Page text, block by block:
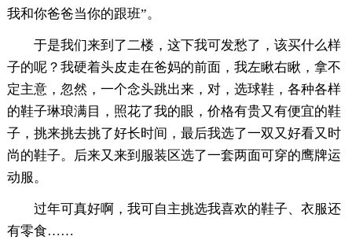
我和你爸爸当你的跟班”。
于是我们来到了二楼，这下我可发愁了，该买什么样
子的呢？我硬着头皮走在爸妈的前面，我左瞅右瞅，拿不
定主意，忽然，一个念头跳出来，对，选球鞋，各种各样
的鞋子琳琅满目，照花了我的眼，价格有贵又有便宜的鞋
子，挑来挑去挑了好长时间，最后我选了一双又好看又时
尚的鞋子。后来又来到服装区选了一套两面可穿的鹰牌运
动服。
过年可真好啊，我可自主挑选我喜欢的鞋子、衣服还
有零食……